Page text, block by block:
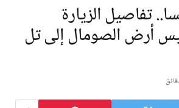
تفاصيل الزيارة
أرض الصومال إلى تل